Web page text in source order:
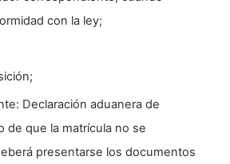
con la ley;
Declaración aduanera de
de que la matrícula no se
presentarse los documentos